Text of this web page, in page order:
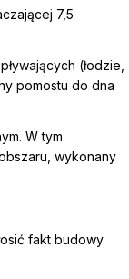
7,5
(łodzie,
pomostu do dna
W tym
wykonany
fakt budowy